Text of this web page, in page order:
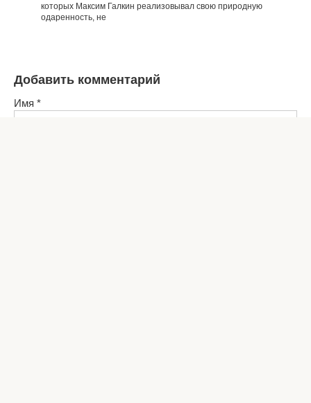
которых Максим Галкин реализовывал свою природную
одаренность, не
Добавить комментарий
Имя *